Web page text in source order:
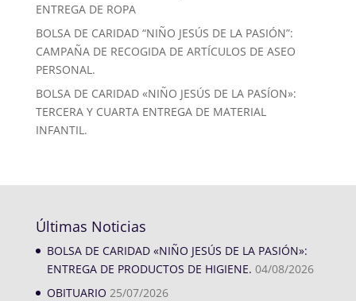
ENTREGA DE ROPA
BOLSA DE CARIDAD “NIÑO JESÚS DE LA PASIÓN”:
CAMPAÑA DE RECOGIDA DE ARTÍCULOS DE ASEO
PERSONAL.
BOLSA DE CARIDAD «NIÑO JESÚS DE LA PASÍON»:
TERCERA Y CUARTA ENTREGA DE MATERIAL
INFANTIL.
Últimas Noticias
BOLSA DE CARIDAD «NIÑO JESÚS DE LA PASIÓN»:
ENTREGA DE PRODUCTOS DE HIGIENE. 04/08/2026
OBITUARIO 25/07/2026